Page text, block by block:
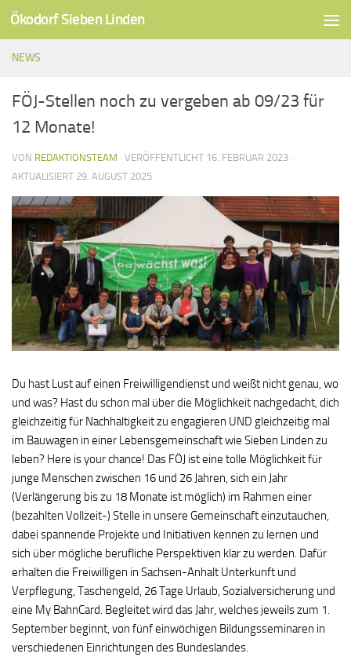
Unter dem Inhalt
Ökodorf Sieben Linden
NEWS
FÖJ-Stellen noch zu vergeben ab 09/23 für
12 Monate!
VON REDAKTIONSTEAM · VERÖFFENTLICHT 16. FEBRUAR 2023 ·
AKTUALISIERT 29. AUGUST 2025
Du hast Lust auf einen Freiwilligendienst und weißt nicht genau, wo
und was? Hast du schon mal über die Möglichkeit nachgedacht, dich
gleichzeitig für Nachhaltigkeit zu engagieren UND gleichzeitig mal
im Bauwagen in einer Lebensgemeinschaft wie Sieben Linden zu
leben? Here is your chance! Das FÖJ ist eine tolle Möglichkeit für
junge Menschen zwischen 16 und 26 Jahren, sich ein Jahr
(Verlängerung bis zu 18 Monate ist möglich) im Rahmen einer
(bezahlten Vollzeit-) Stelle in unsere Gemeinschaft einzutauchen,
dabei spannende Projekte und Initiativen kennen zu lernen und
sich über mögliche berufliche Perspektiven klar zu werden. Dafür
erhalten die Freiwilligen in Sachsen-Anhalt Unterkunft und
Verpflegung, Taschengeld, 26 Tage Urlaub, Sozialversicherung und
eine My BahnCard. Begleitet wird das Jahr, welches jeweils zum 1.
September beginnt, von fünf einwöchigen Bildungsseminaren in
verschiedenen Einrichtungen des Bundeslandes.